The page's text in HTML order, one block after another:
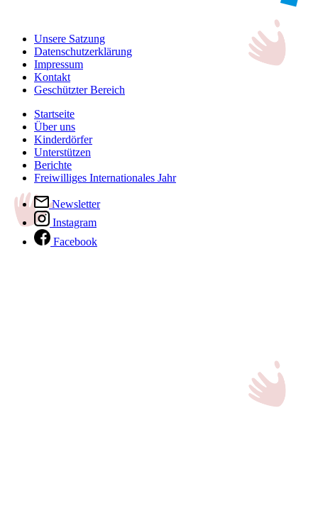
Unsere Satzung
Datenschutzerklärung
Impressum
Kontakt
Geschützter Bereich
Startseite
Über uns
Kinderdörfer
Unterstützen
Berichte
Freiwilliges Internationales Jahr
Newsletter
Instagram
Facebook